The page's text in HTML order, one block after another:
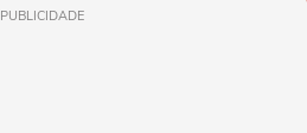
PUBLICIDADE